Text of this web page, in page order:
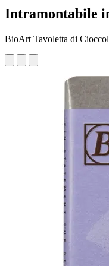
Intramontabile
BioArt Tavoletta di